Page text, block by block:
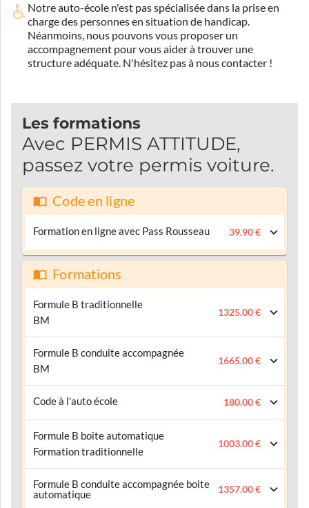
Notre auto-école n'est pas spécialisée dans la prise en
charge des personnes en situation de handicap.
Néanmoins, nous pouvons vous proposer un
accompagnement pour vous aider à trouver une
structure adéquate. N'hésitez pas à nous contacter !
Les formations
Avec PERMIS ATTITUDE,
passez votre permis voiture.
Code en ligne
Formation en ligne avec Pass Rousseau 39.90 €
Formations
Formule B traditionnelle
BM
1325.00 €
Formule B conduite accompagnée
BM
1665.00 €
Code à l'auto école 180.00 €
Formule B boite automatique
Formation traditionnelle
1003.00 €
Formule B conduite accompagnée boite
automatique
1357.00 €